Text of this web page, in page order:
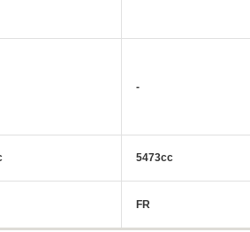
-
5473cc
FR